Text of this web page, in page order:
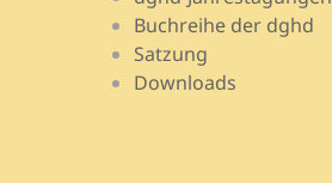
Buchreihe der dghd
Satzung
Downloads